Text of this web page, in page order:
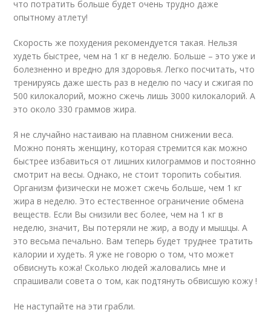
что потратить больше будет очень трудно даже
опытному атлету!
Скорость же похудения рекомендуется такая. Нельзя
худеть быстрее, чем на 1 кг в неделю. Больше – это уже и
болезненно и вредно для здоровья. Легко посчитать, что
тренируясь даже шесть раз в неделю по часу и сжигая по
500 килокалорий, можно сжечь лишь 3000 килокалорий. А
это около 330 граммов жира.
Я не случайно настаиваю на плавном снижении веса.
Можно понять женщину, которая стремится как можно
быстрее избавиться от лишних килограммов и постоянно
смотрит на весы. Однако, не стоит торопить события.
Организм физически не может сжечь больше, чем 1 кг
жира в неделю. Это естественное ограничение обмена
веществ. Если Вы снизили вес более, чем на 1 кг в
неделю, значит, Вы потеряли не жир, а воду и мышцы. А
это весьма печально. Вам теперь будет труднее тратить
калории и худеть. Я уже не говорю о том, что может
обвиснуть кожа! Сколько людей жаловались мне и
спрашивали совета о том, как подтянуть обвисшую кожу !
Не наступайте на эти грабли.